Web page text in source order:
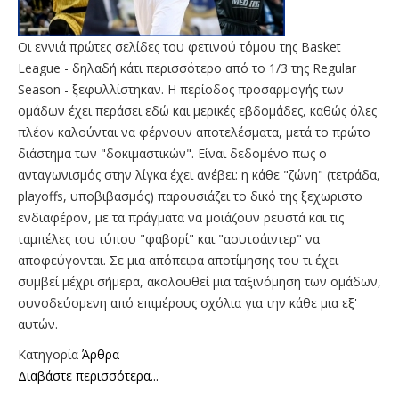
Οι εννιά πρώτες σελίδες του φετινού τόμου της Basket
League - δηλαδή κάτι περισσότερο από το 1/3 της Regular
Season - ξεφυλλίστηκαν. Η περίοδος προσαρμογής των
ομάδων έχει περάσει εδώ και μερικές εβδομάδες, καθώς όλες
πλέον καλούνται να φέρνουν αποτελέσματα, μετά το πρώτο
διάστημα των "δοκιμαστικών". Είναι δεδομένο πως ο
ανταγωνισμός στην λίγκα έχει ανέβει: η κάθε "ζώνη" (τετράδα,
playoffs, υποβιβασμός) παρουσιάζει το δικό της ξεχωριστο
ενδιαφέρον, με τα πράγματα να μοιάζουν ρευστά και τις
ταμπέλες του τύπου "φαβορί" και "αουτσάιντερ" να
αποφεύγονται. Σε μια απόπειρα αποτίμησης του τι έχει
συμβεί μέχρι σήμερα, ακολουθεί μια ταξινόμηση των ομάδων,
συνοδεύομενη από επιμέρους σχόλια για την κάθε μια εξ'
αυτών.
Κατηγορία Άρθρα
Διαβάστε περισσότερα...